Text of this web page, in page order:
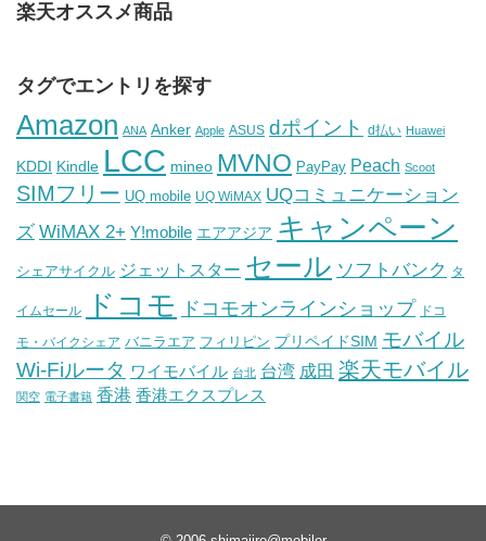
楽天オススメ商品
タグでエントリを探す
Amazon ANA Anker Apple ASUS dポイント d払い Huawei
KDDI Kindle LCC mineo MVNO PayPay Peach Scoot
SIMフリー UQ mobile UQ WiMAX UQコミュニケーション
ズ WiMAX 2+ Y!mobile エアアジア キャンペーン
シェアサイクル ジェットスター セール ソフトバンク タ
イムセール ドコモ ドコモオンラインショップ ドコ
モ・バイクシェア バニラエア フィリピン プリペイドSIM モバイル
Wi-Fiルータ ワイモバイル 台北 台湾 成田 楽天モバイル
関空 電子書籍 香港 香港エクスプレス